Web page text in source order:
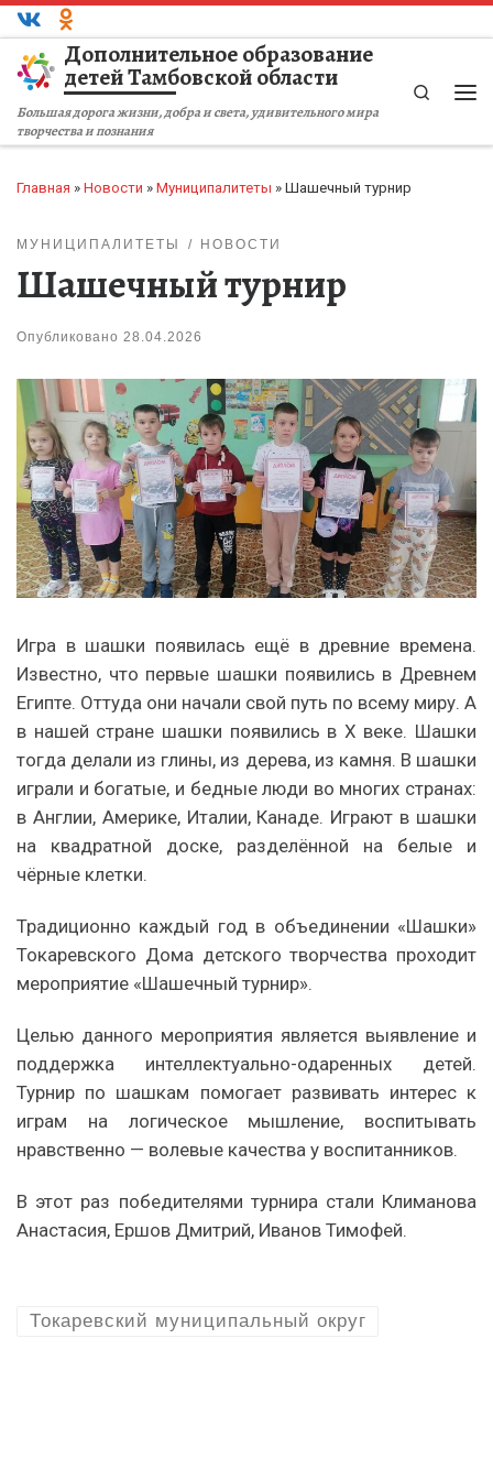
Перейти к содержимому
Дополнительное образование
детей Тамбовской области
Большая дорога жизни, добра и света, удивительного мира
творчества и познания
Search
Главная » Новости » Муниципалитеты » Шашечный турнир
МУНИЦИПАЛИТЕТЫ НОВОСТИ
Шашечный турнир
Опубликовано 28.04.2026
Игра в шашки появилась ещё в древние времена.
Известно, что первые шашки появились в Древнем
Египте. Оттуда они начали свой путь по всему миру. А
в нашей стране шашки появились в X веке. Шашки
тогда делали из глины, из дерева, из камня. В шашки
играли и богатые, и бедные люди во многих странах:
в Англии, Америке, Италии, Канаде. Играют в шашки
на квадратной доске, разделённой на белые и
чёрные клетки.
Традиционно каждый год в объединении «Шашки»
Токаревского Дома детского творчества проходит
мероприятие «Шашечный турнир».
Целью данного мероприятия является выявление и
поддержка интеллектуально-одаренных детей.
Турнир по шашкам помогает развивать интерес к
играм на логическое мышление, воспитывать
нравственно — волевые качества у воспитанников.
В этот раз победителями турнира стали Климанова
Анастасия, Ершов Дмитрий, Иванов Тимофей.
Токаревский муниципальный округ